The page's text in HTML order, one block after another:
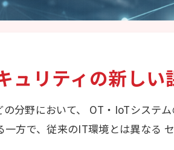
ュリティの新しい
分野において、 OT・IoTシステ
方で、従来のIT環境とは異なる